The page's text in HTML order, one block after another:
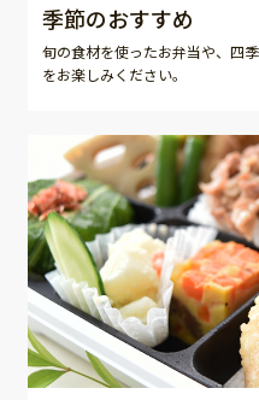
季節のおすすめ
旬の食材を使ったお弁当や、四
をお楽しみください。